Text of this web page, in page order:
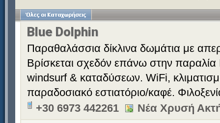
Blue Dolphin
Παραθαλάσσια δίκλινα δωμάτια με
Βρίσκεται σχεδόν επάνω στην
windsurf & καταδύσεων. WiFi,
παραδοσιακό εστιατόριο/καφέ.
+30 6973 442261
Νέα Χρυσή